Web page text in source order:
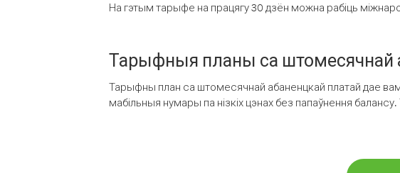
На гэтым тарыфе на працягу 30 дзён можна рабіць
Тарыфныя планы са штомесячнай
Тарыфны план са штомесячнай абаненцкай платай дае
мабільныя нумары па нізкіх цэнах без папаўнення